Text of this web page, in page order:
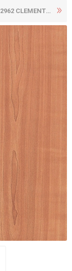
CLEMENTINE KO...